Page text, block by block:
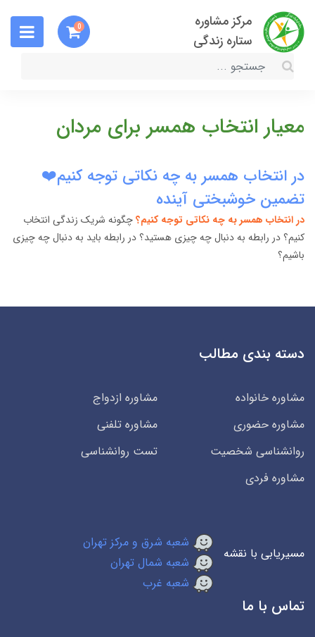
مرکز مشاوره
ستاره زندگی
0
معیار انتخاب همسر برای مردان
در انتخاب همسر به چه نکاتی توجه کنیم❤️
تضمین خوشبختی آینده
در انتخاب همسر به چه نکاتی توجه کنیم؟چگونه شریک زندگی انتخاب
کنیم؟ در رابطه به دنبال چه چیزی هستید؟ در رابطه باید به دنبال چه چیزی
باشیم؟
دسته بندی مطالب
مشاوره خانواده
مشاوره ازدواج
مشاوره حضوری
مشاوره تلفنی
روانشناسی شخصیت
تست روانشناسی
مشاوره فردی
مسیریابی با نقشه
شعبه شرق و مرکز تهران
شعبه شمال تهران
شعبه غرب
تماس با ما